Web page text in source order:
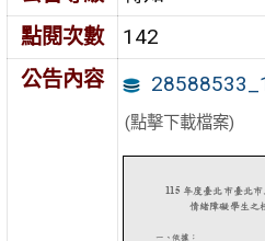
點閱次數
142
公告內容
(點擊下載檔案)